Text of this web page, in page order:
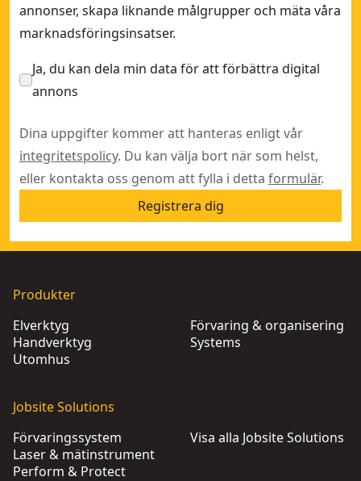
annonser, skapa liknande målgrupper och mäta våra
marknadsföringsinsatser.
Ja, du kan dela min data för att förbättra digital
annons
Dina uppgifter kommer att hanteras enligt vår
integritetspolicy. Du kan välja bort när som helst,
eller kontakta oss genom att fylla i detta formulär.
Registrera dig
Produkter
Elverktyg
Handverktyg
Utomhus
Förvaring & organisering
Systems
Jobsite Solutions
Förvaringssystem
Laser & mätinstrument
Perform & Protect
Visa alla Jobsite Solutions